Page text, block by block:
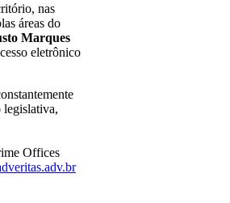
nas
áreas do
Marques
eletrônico
legislativa,
Offices